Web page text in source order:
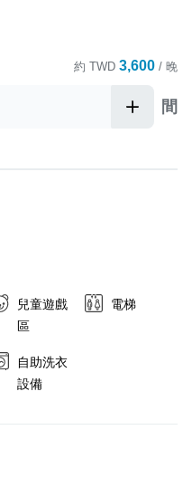
約 TWD 3,600 / 晚
間
兒童遊戲
區
電梯
自助洗衣
設備